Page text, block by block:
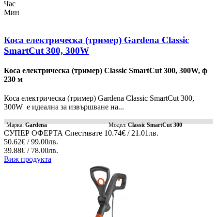
Час
Мин
Коса електрическа (тример) Gardena Classic
SmartCut 300, 300W
Коса електрическа (тример) Classic SmartCut 300, 300W, ф
230 м
Коса електрическа (тример) Gardena Classic SmartCut 300,
300W е идеална за извършване на...
Марка:Gardena Модел:Classic SmartCut 300
СУПЕР ОФЕРТА Спестявате 10.74€ / 21.01лв.
50.62€ / 99.00лв.
39.88€ / 78.00лв.
Виж продукта